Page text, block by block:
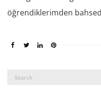
öğrendiklerimden